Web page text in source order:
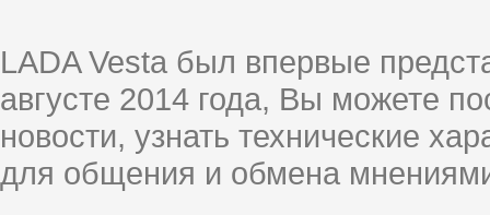
LADA Vesta был впервые
августе 2014 года, Вы можете
новости, узнать технические
для общения и обмена